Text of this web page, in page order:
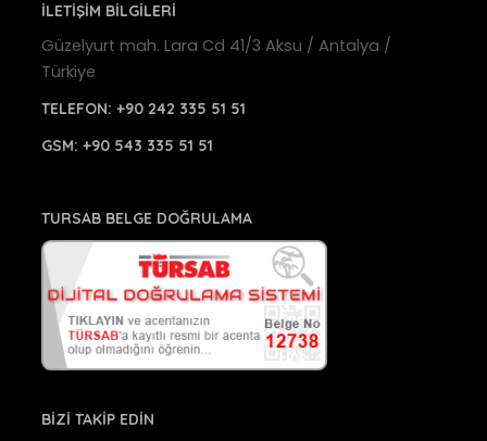
İLETİŞİM BİLGİLERİ
Güzelyurt mah. Lara Cd 41/3 Aksu / Antalya /
Türkiye
TELEFON: +90 242 335 51 51
GSM: +90 543 335 51 51
TURSAB BELGE DOĞRULAMA
BİZİ TAKİP EDİN